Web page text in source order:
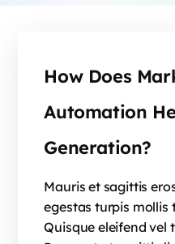
How Does
Automation
Generation?
Mauris et sagittis
egestas turpis mollis
Quisque eleifend vel